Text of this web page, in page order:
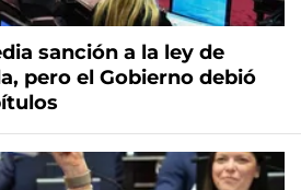
sanción a la ley de
pero el Gobierno debió